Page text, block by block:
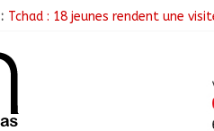
Tchad : 18 jeunes rendent une
Moyen-Chari : Lancement de la
Barh-Koh : Le MPS installe ses
Borkou : Recrudescence des